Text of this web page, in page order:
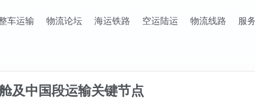
车运输 物流论坛 海运铁路 空运陆运 物流线路 服
及中国段运输关键节点